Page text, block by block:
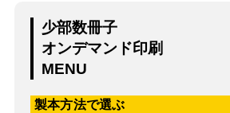
少部数冊子
オンデマンド印刷
MENU
製本方法で選ぶ